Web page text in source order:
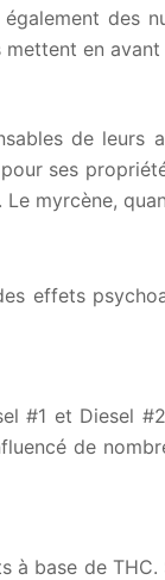
des
en
de
ses
myrcène,
effets
#1 et Diesel
de
base de